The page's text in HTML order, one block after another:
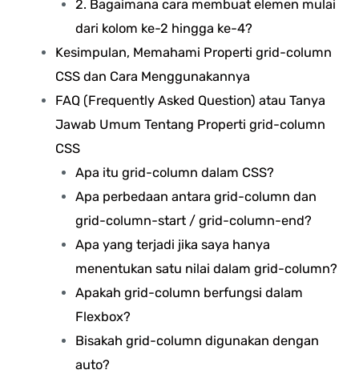
2. Bagaimana cara membuat elemen mulai
dari kolom ke-2 hingga ke-4?
Kesimpulan, Memahami Properti grid-column
CSS dan Cara Menggunakannya
FAQ (Frequently Asked Question) atau Tanya
Jawab Umum Tentang Properti grid-column
CSS
Apa itu grid-column dalam CSS?
Apa perbedaan antara grid-column dan
grid-column-start / grid-column-end?
Apa yang terjadi jika saya hanya
menentukan satu nilai dalam grid-column?
Apakah grid-column berfungsi dalam
Flexbox?
Bisakah grid-column digunakan dengan
auto?